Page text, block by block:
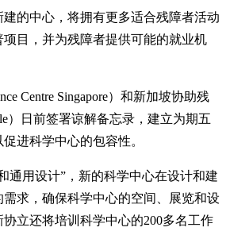
的中心，将拥有更多适合残障者活动
目，并为残障者提供可能的就业机
Centre Singapore）和新加坡协助残
）日前签署谅解备忘录，建立为期五
进科学中心的包容性。
通用设计”，新的科学中心在设计和建
求，确保科学中心的空间、展览和设
立还将培训科学中心的200多名工作